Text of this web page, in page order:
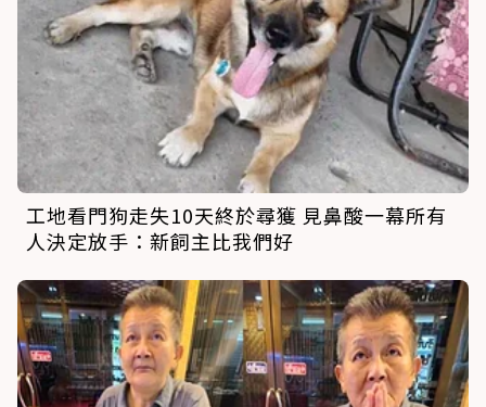
工地看門狗走失10天終於尋獲 見鼻酸一幕所有
人決定放手：新飼主比我們好